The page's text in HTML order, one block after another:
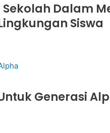
Dalam
Siswa
Generasi